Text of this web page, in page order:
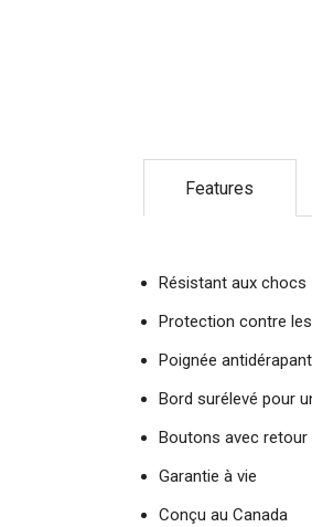
Features
Résistant aux chocs
Protection contre
Poignée
Bord surélevé pour
Boutons avec retour
Garantie à vie
Conçu au Canada